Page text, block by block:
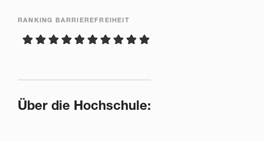
RANKING BARRIEREFREIHEIT
Über die Hochschule: